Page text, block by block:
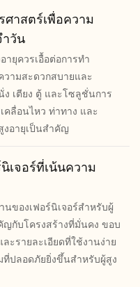
าสตร์เพื่อความ
วัน
ายุควรเอื้อต่อการทำ
ามสะดวกสบายและ
ง เตียง ตู้ และโซลูชั่นการ
คลื่อนไหว ท่าทาง และ
งอายุเป็นสำคัญ
เจอร์ที่เน้นความ
ของเฟอร์นิเจอร์สำหรับผู้
ญกับโครงสร้างที่มั่นคง ขอบ
รายละเอียดที่ใช้งานง่าย
ที่ปลอดภัยยิ่งขึ้นสำหรับผู้สูง